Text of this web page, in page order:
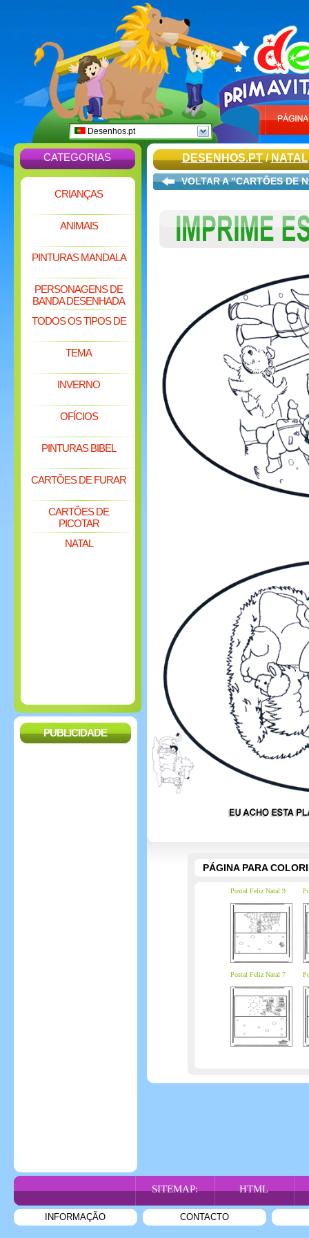
Desenhos.pt
CATEGORIAS
CRIANÇAS
ANIMAIS
PINTURAS MANDALA
PERSONAGENS DE
BANDA DESENHADA
TODOS OS TIPOS DE
TEMA
INVERNO
OFÍCIOS
PINTURAS BIBEL
CARTÕES DE FURAR
CARTÕES DE
PICOTAR
NATAL
PUBLICIDADE
DESENHOS.PT/NATAL
VOLTAR A "CARTÕES DE
PÁGINA PARA
Postal Feliz Natal 9
Postal Feliz Natal 7
SITEMAP: HTML
INFORMAÇÃO CONTACTO